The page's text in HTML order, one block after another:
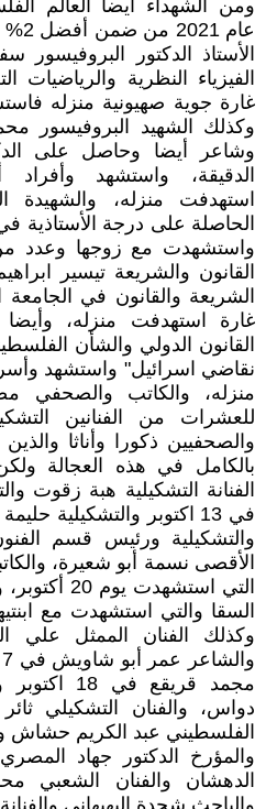
ومن الشهداء أيضا العالم
عام
الأستاذ الدكتور
الفيزياء النظرية
غارة جوية صهيونية منزله
وكذلك الشهيد البروفيسور
وشاعر أيضا وحاصل على
الدقيقة، واستشهد وأفراد
استهدفت منزله، والشهيدة
الحاصلة على درجة الأستاذية في
واستشهدت مع زوجها وعدد من
القانون والشريعة تيسير
الشريعة والقانون في
غارة استهدفت منزله،
القانون الدولي والشأن
نقاضي اسرائيل" واستشهد
منزله، والكاتب والصحفي
للعشرات من الفنانين
والصحفيين ذكورا وأناثا
بالكامل في هذه العجالة
الفنانة التشكيلية هبة زقوت
والتشكيلية ورئيس قسم
الأقصى نسمة أبو شعيرة،
التي
مجمد
دواس، والفنان التشكيلي
والمؤرخ الدكتور جهاد
الدهشان والفنان الشعبي